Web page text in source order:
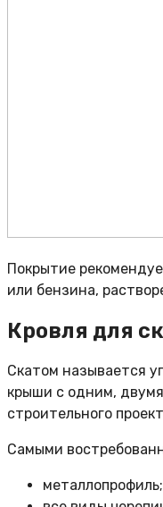
Покрытие
или бензина,
Кровля для
Скатом называется
крыши с одним,
строительного
Самыми
металлопрофиль;